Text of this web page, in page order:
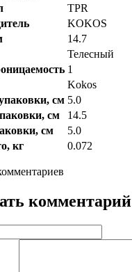
TPR
KOKOS
14.7
Телесный
1
Kokos
см 5.0
см
14.5
см
5.0
кг
0.072
комментарий